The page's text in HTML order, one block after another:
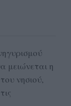
μειώνεται η
νησιού,